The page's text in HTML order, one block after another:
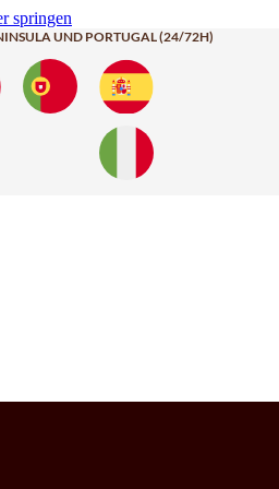
springen
UND PORTUGAL (24/72H)